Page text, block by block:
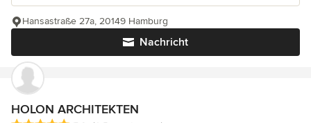
Nachricht
Hansastraße 27a, 20149 Hamburg
HOLON ARCHITEKTEN